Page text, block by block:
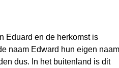
Eduard en de herkomst is
naam Edward hun eigen naam
dus. In het buitenland is dit